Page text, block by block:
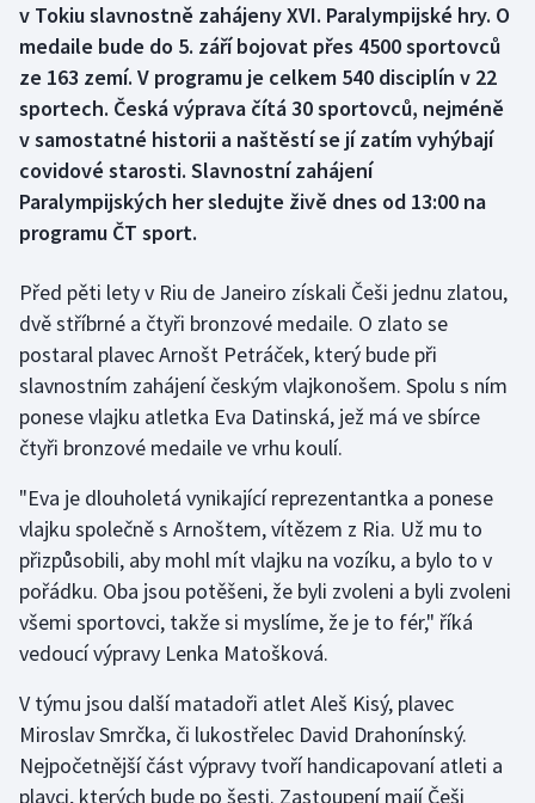
Curling
Florbal
Futsal
Gymnastika
Házená
Jezdectví
Judo
Krasobruslení
Lezení
Lyže a snowboard
Moderní pětiboj
Motorsport
v Tokiu slavnostně zahájeny XVI. Paralympijské hry. O
medaile bude do 5. září bojovat přes 4500 sportovců
ze 163 zemí. V programu je celkem 540 disciplín v 22
sportech. Česká výprava čítá 30 sportovců, nejméně
v samostatné historii a naštěstí se jí zatím vyhýbají
covidové starosti. Slavnostní zahájení
Paralympijských her sledujte živě dnes od 13:00 na
programu ČT sport.
Před pěti lety v Riu de Janeiro získali Češi jednu zlatou,
dvě stříbrné a čtyři bronzové medaile. O zlato se
postaral plavec Arnošt Petráček, který bude při
slavnostním zahájení českým vlajkonošem. Spolu s ním
ponese vlajku atletka Eva Datinská, jež má ve sbírce
čtyři bronzové medaile ve vrhu koulí.
"Eva je dlouholetá vynikající reprezentantka a ponese
vlajku společně s Arnoštem, vítězem z Ria. Už mu to
přizpůsobili, aby mohl mít vlajku na vozíku, a bylo to v
pořádku. Oba jsou potěšeni, že byli zvoleni a byli zvoleni
všemi sportovci, takže si myslíme, že je to fér," říká
vedoucí výpravy Lenka Matošková.
V týmu jsou další matadoři atlet Aleš Kisý, plavec
Miroslav Smrčka, či lukostřelec David Drahonínský.
Nejpočetnější část výpravy tvoří handicapovaní atleti a
plavci, kterých bude po šesti. Zastoupení mají Češi